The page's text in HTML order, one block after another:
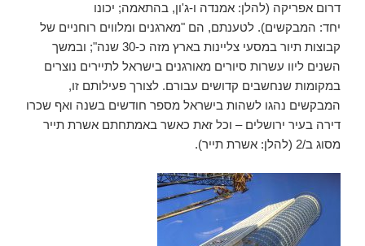
דרום אפריקה (להלן: אמנדה ו-ג'ון, בהתאמה; יכונו
יחד: המבקשים). לטענתם, הם "מארגנים ומלווים רוחניים של
קבוצות תיור במסעי צליינות בארץ מזה כ-30 שנה"; ובמשך
השנים ליוו עשרות סיורים מאורגנים בישראל לתיירים נוצרים
במקומות שנחשבים קדושים עבורם. לצורך פעילותם זו,
המבקשים נהגו לשהות בישראל מספר חודשים בשנה ואף שכרו
דירה בעיר ירושלים – וכל זאת כאשר באמתחתם אשרת תייר
מסוג ב/2 (להלן: אשרת תייר).